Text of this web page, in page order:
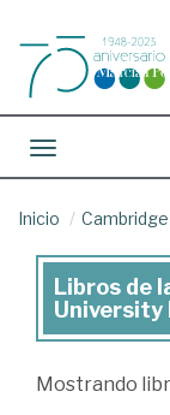
Toggle
Inicio
Libros
de
la
Libros de
University
Mostrando